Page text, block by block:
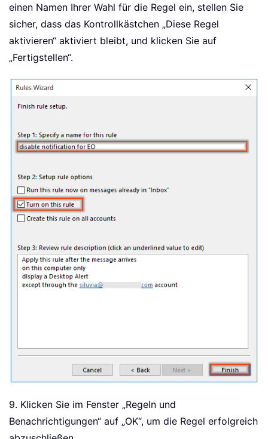
einen Namen Ihrer Wahl für die Regel ein, stellen Sie
sicher, dass das Kontrollkästchen „Diese Regel
aktivieren“ aktiviert bleibt, und klicken Sie auf
„Fertigstellen“.
9. Klicken Sie im Fenster „Regeln und
Benachrichtigungen“ auf „OK“, um die Regel erfolgreich